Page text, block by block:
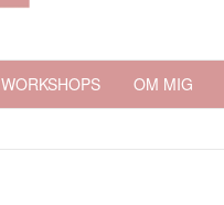
WORKSHOPS OM MIG